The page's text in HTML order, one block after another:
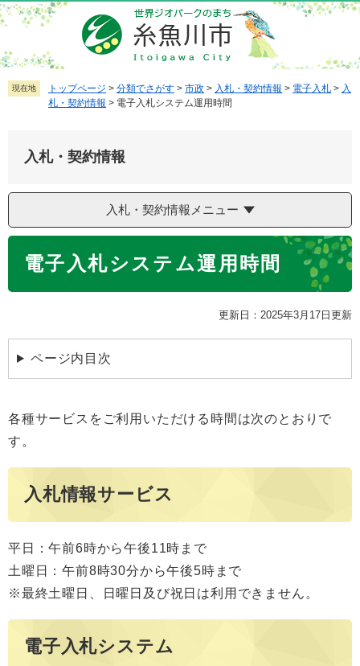
ペ
ー
ジ
の
先
メ
ニ
ュ
ー
を
へ
現在地 トップページ > 分類でさがす > 市政 > 入札・契約情報 > 電子入札 > 入
札・契約情報 > 電子入札システム運用時間
入札・契約情報
入札・契約情報メニュー
電子入札システム運用時間
更新日：2025年3月17日更新
ページ内目次
各種サービスをご利用いただける時間は次のとおりで
す。
入札情報サービス
平日：午前6時から午後11時まで
土曜日：午前8時30分から午後5時まで
※最終土曜日、日曜日及び祝日は利用できません。
電子入札システム